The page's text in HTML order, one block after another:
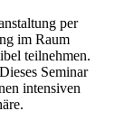
per
im Raum
teilnehmen.
Seminar
intensiven